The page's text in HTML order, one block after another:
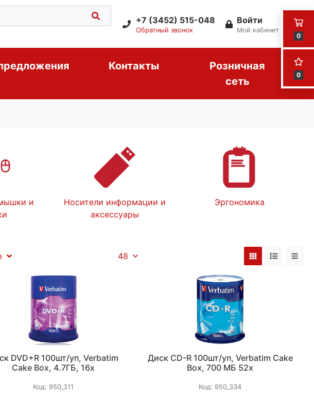
0
0
+7 (3452) 515-048
Обратный звонок
Войти
Мой кабинет
Контакты
Розничная
сеть
и
Носители информации и
аксессуары
Эргономика
48
DVD+R 100шт/уп, Verbatim
Cake Box, 4.7ГБ, 16х
Код: 950_311
Диск CD-R 100шт/уп, Verbatim Cake
Box, 700 МБ 52х
Код: 950_334